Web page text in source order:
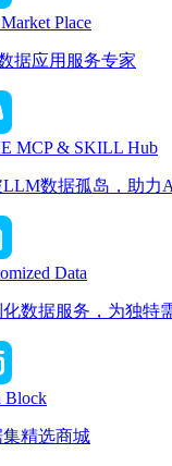
Place
据应用服务专家
MCP & SKILL Hub
数据孤岛，助力
Data
化数据服务，为独特
Block
精选商城